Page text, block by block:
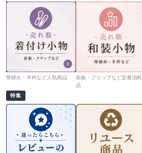
帯締め・半衿など人気商品
前板・クリップなど定番消耗
品
特集